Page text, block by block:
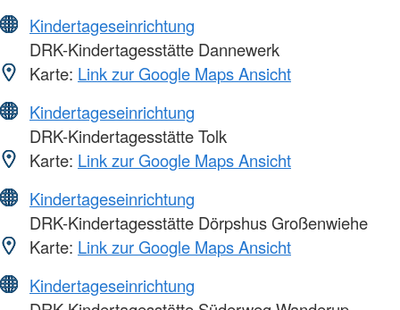
Kindertageseinrichtung
DRK-Kindertagesstätte Dannewerk
Karte: Link zur Google Maps Ansicht
Kindertageseinrichtung
DRK-Kindertagesstätte Tolk
Karte: Link zur Google Maps Ansicht
Kindertageseinrichtung
DRK-Kindertagesstätte Dörpshus Großenwiehe
Karte: Link zur Google Maps Ansicht
Kindertageseinrichtung